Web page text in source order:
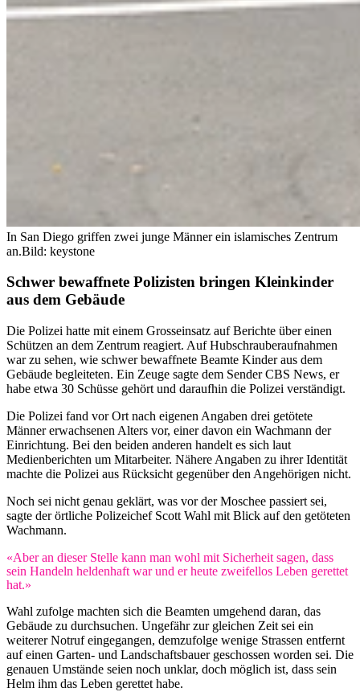
In San Diego griffen zwei junge Männer ein islamisches Zentrum
an.Bild: keystone
Schwer bewaffnete Polizisten bringen Kleinkinder
aus dem Gebäude
Die Polizei hatte mit einem Grosseinsatz auf Berichte über einen
Schützen an dem Zentrum reagiert. Auf Hubschrauberaufnahmen
war zu sehen, wie schwer bewaffnete Beamte Kinder aus dem
Gebäude begleiteten. Ein Zeuge sagte dem Sender CBS News, er
habe etwa 30 Schüsse gehört und daraufhin die Polizei verständigt.
Die Polizei fand vor Ort nach eigenen Angaben drei getötete
Männer erwachsenen Alters vor, einer davon ein Wachmann der
Einrichtung. Bei den beiden anderen handelt es sich laut
Medienberichten um Mitarbeiter. Nähere Angaben zu ihrer Identität
machte die Polizei aus Rücksicht gegenüber den Angehörigen nicht.
Noch sei nicht genau geklärt, was vor der Moschee passiert sei,
sagte der örtliche Polizeichef Scott Wahl mit Blick auf den getöteten
Wachmann.
«Aber an dieser Stelle kann man wohl mit Sicherheit sagen, dass
sein Handeln heldenhaft war und er heute zweifellos Leben gerettet
hat.»
Wahl zufolge machten sich die Beamten umgehend daran, das
Gebäude zu durchsuchen. Ungefähr zur gleichen Zeit sei ein
weiterer Notruf eingegangen, demzufolge wenige Strassen entfernt
auf einen Garten- und Landschaftsbauer geschossen worden sei. Die
genauen Umstände seien noch unklar, doch möglich ist, dass sein
Helm ihm das Leben gerettet habe.